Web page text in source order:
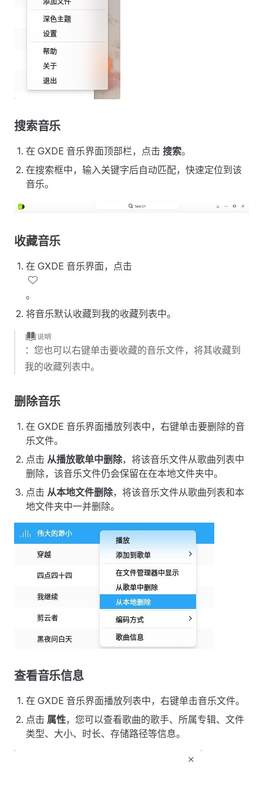
搜索音乐
在 GXDE 音乐界面顶部栏，点击 搜索。
在搜索框中，输入关键字后自动匹配，快速定位到该
音乐。
收藏音乐
在 GXDE 音乐界面，点击
。
将音乐默认收藏到我的收藏列表中。
：您也可以右键单击要收藏的音乐文件，将其收藏到
我的收藏列表中。
删除音乐
在 GXDE 音乐界面播放列表中，右键单击要删除的音
乐文件。
点击 从播放歌单中删除，将该音乐文件从歌曲列表中
删除，该音乐文件仍会保留在在本地文件夹中。
点击 从本地文件删除，将该音乐文件从歌曲列表和本
地文件夹中一并删除。
查看音乐信息
在 GXDE 音乐界面播放列表中，右键单击音乐文件。
点击 属性，您可以查看歌曲的歌手、所属专辑、文件
类型、大小、时长、存储路径等信息。